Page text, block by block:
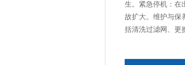
生。紧急停机：在
故扩大。维护与保
括清洗过滤网、更